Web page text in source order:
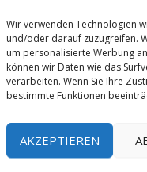
Wir verwenden Technologien
und/oder darauf zuzugreifen.
um personalisierte Werbung
können wir Daten wie das
verarbeiten. Wenn Sie Ihre
bestimmte Funktionen
AKZEPTIEREN